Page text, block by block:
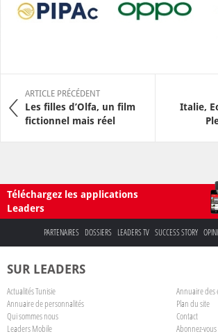
ARTICLE PRÉCÉDENT
Les filles d’Olfa, un film
fictionnel mais réel
Italie,
Téléchargez les applications
Leaders
PARTENAIRES DOSSIERS LEADERS TV SUCCESS STORY
SUR LEADERS
Actualités Tunisie
Annuaire
Annuaire de personnalités
Plan du site
Qui sommes nous
Contact
Leaders Mobile
Abonnez-